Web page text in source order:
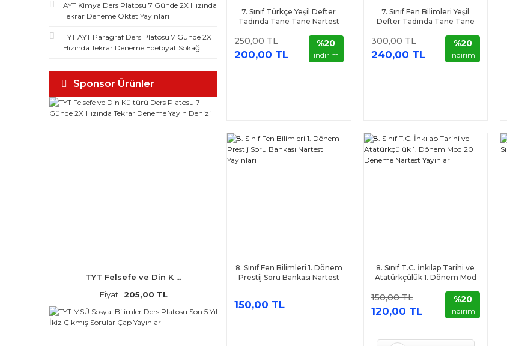
AYT Kimya Ders Platosu 7 Günde 2X Hızında
Tekrar Deneme Oktet Yayınları
TYT AYT Paragraf Ders Platosu 7 Günde 2X
Hızında Tekrar Deneme Edebiyat Sokağı
Sponsor Ürünler
TYT Felsefe ve Din K ...
Fiyat : 205,00 TL
7. Sınıf Türkçe Yeşil Defter
Tadında Tane Tane Nartest
250,00 TL
200,00 TL
%20
indirim
7. Sınıf Fen Bilimleri Yeşil
Defter Tadında Tane Tane
300,00 TL
240,00 TL
%20
indirim
8. Sınıf Fen Bilimleri 1. Dönem
Prestij Soru Bankası Nartest
150,00 TL
8. Sınıf T.C. İnkılap Tarihi ve
Atatürkçülük 1. Dönem Mod
150,00 TL
120,00 TL
%20
indirim